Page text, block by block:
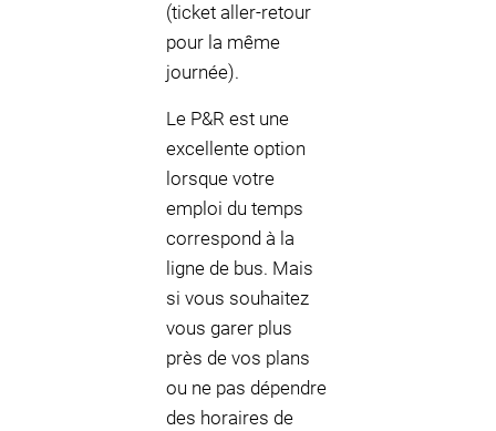
(ticket aller-retour
pour la même
journée).
Le P&R est une
excellente option
lorsque votre
emploi du temps
correspond à la
ligne de bus. Mais
si vous souhaitez
vous garer plus
près de vos plans
ou ne pas dépendre
des horaires de